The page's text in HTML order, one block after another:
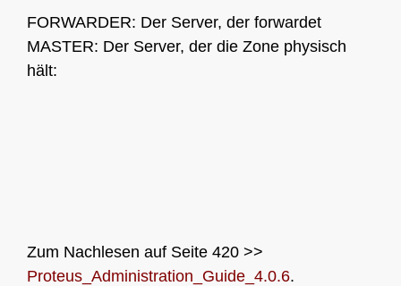
FORWARDER: Der Server, der forwardet
MASTER: Der Server, der die Zone physisch
hält:
Zum Nachlesen auf Seite 420 >>
Proteus_Administration_Guide_4.0.6.